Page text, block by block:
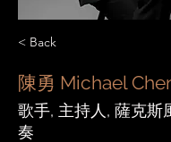
< Back
陳勇 Michael
歌手, 主持人, 薩克斯
奏